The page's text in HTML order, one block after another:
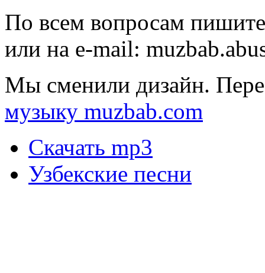
По всем вопросам
или на e-mail:
Мы сменили дизайн.
музыку muzbab.com
Скачать mp3
Узбекские песни